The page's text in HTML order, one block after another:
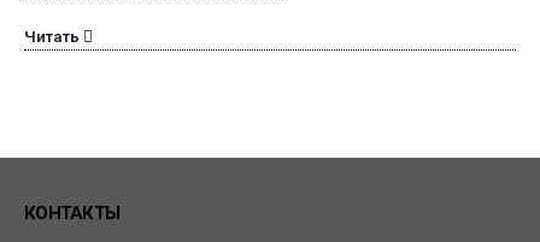
Читать
КОНТАКТЫ